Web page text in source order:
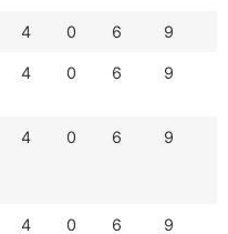
4 0 6 9
4 0 6 9
4 0 6 9
4 0 6 9